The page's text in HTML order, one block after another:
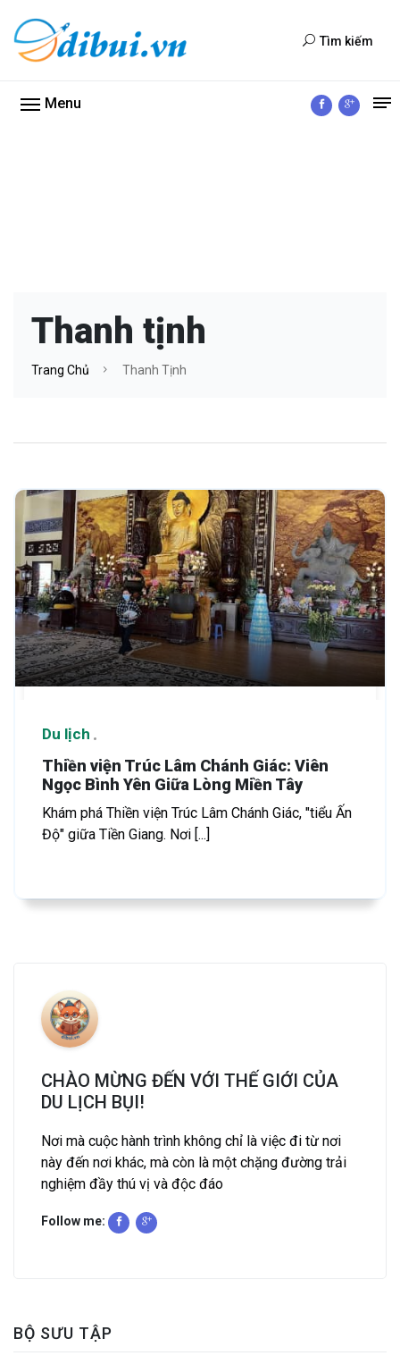
Tìm kiếm
Menu
Thanh tịnh
Trang Chủ Thanh Tịnh
Du lịch
Thiền viện Trúc Lâm Chánh Giác: Viên
Ngọc Bình Yên Giữa Lòng Miền Tây
Khám phá Thiền viện Trúc Lâm Chánh Giác, "tiểu Ấn
Độ" giữa Tiền Giang. Nơi [...]
CHÀO MỪNG ĐẾN VỚI THẾ GIỚI CỦA
DU LỊCH BỤI!
Nơi mà cuộc hành trình không chỉ là việc đi từ nơi
này đến nơi khác, mà còn là một chặng đường trải
nghiệm đầy thú vị và độc đáo
Follow me:
BỘ SƯU TẬP